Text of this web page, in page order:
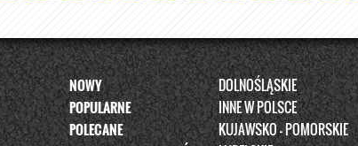
NOWY
POPULARNE
POLECANE
DOLNOŚLĄSKIE
INNE W POLSCE
KUJAWSKO - POMORSKIE